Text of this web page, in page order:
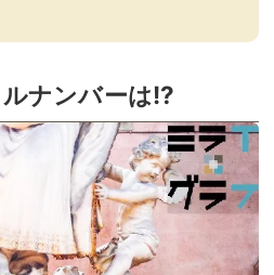
ルナンバーは!?